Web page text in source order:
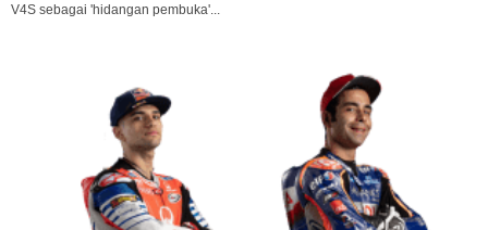
V4S sebagai 'hidangan pembuka'...